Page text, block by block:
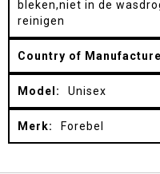
bleken,niet in de
reinigen
Unisex
Forebel